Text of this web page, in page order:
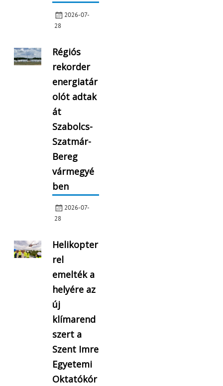
2026-07-
28
Régiós
rekorder
energiatár
olót adtak
át
Szabolcs-
Szatmár-
Bereg
vármegyé
ben
2026-07-
28
Helikopter
rel
emelték a
helyére az
új
klímarend
szert a
Szent Imre
Egyetemi
Oktatókór